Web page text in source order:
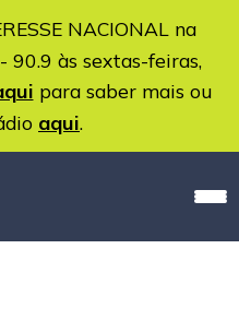
NACIONAL na
90.9 às sextas-feiras,
para saber mais ou
aqui.